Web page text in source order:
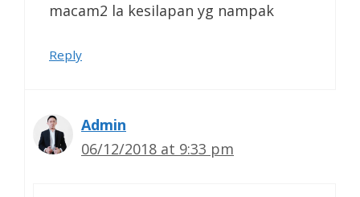
macam2 la kesilapan yg nampak
Reply
Admin
06/12/2018 at 9:33 pm